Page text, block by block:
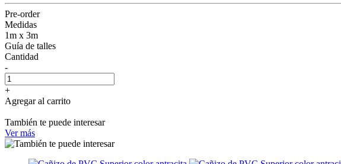
Pre-order
Medidas
1m x 3m
Guía de talles
Cantidad
-
+
Agregar al carrito
También te puede interesar
Ver más